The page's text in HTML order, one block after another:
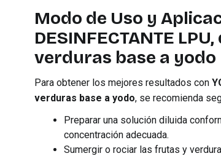
Modo de Uso y
DESINFECTANTE
verduras base a yodo
Para obtener los mejores resultados con
verduras base a yodo, se recomienda
Preparar una solución diluida
concentración adecuada.
Sumergir o rociar las frutas y